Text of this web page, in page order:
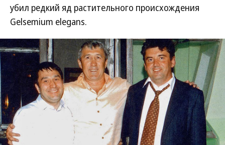
убил редкий яд растительного происхождения
Gelsemium elegans.